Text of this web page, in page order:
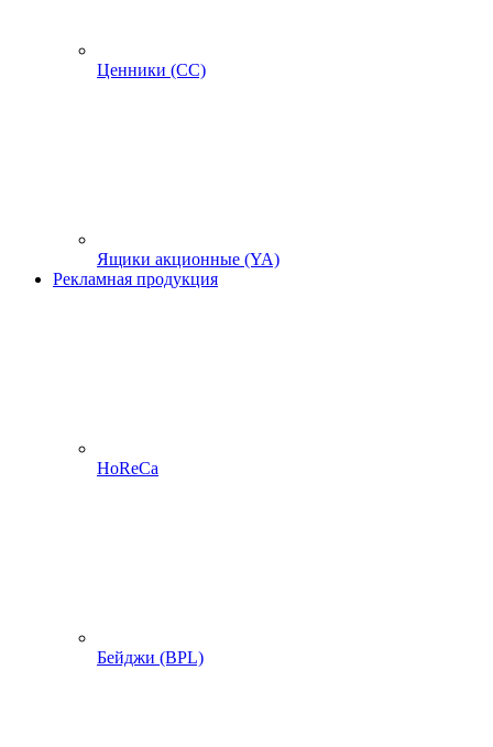
Ценники (СС)
Ящики акционные (YA)
Рекламная продукция
HoReCa
Бейджи (BPL)